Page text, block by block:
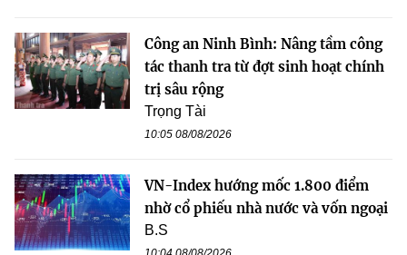
Công an Ninh Bình: Nâng tầm công
tác thanh tra từ đợt sinh hoạt chính
trị sâu rộng
Trọng Tài
10:05 08/08/2026
VN-Index hướng mốc 1.800 điểm
nhờ cổ phiếu nhà nước và vốn ngoại
B.S